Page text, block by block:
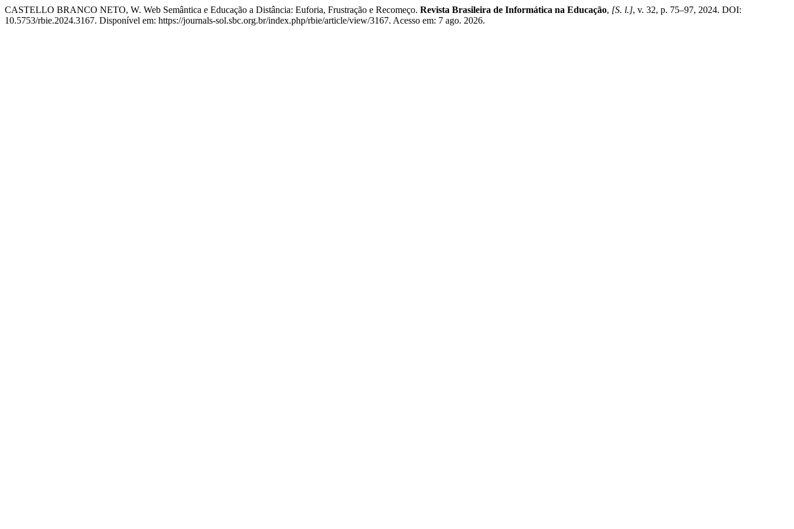
CASTELLO BRANCO NETO, W. Web Semântica e Educação a Distância: Euforia, Frustração e Recomeço. Revista Brasileira de Informática na Educação, [S. l.], v. 32, p. 75–97, 2024. DOI:
10.5753/rbie.2024.3167. Disponível em: https://journals-sol.sbc.org.br/index.php/rbie/article/view/3167. Acesso em: 7 ago. 2026.